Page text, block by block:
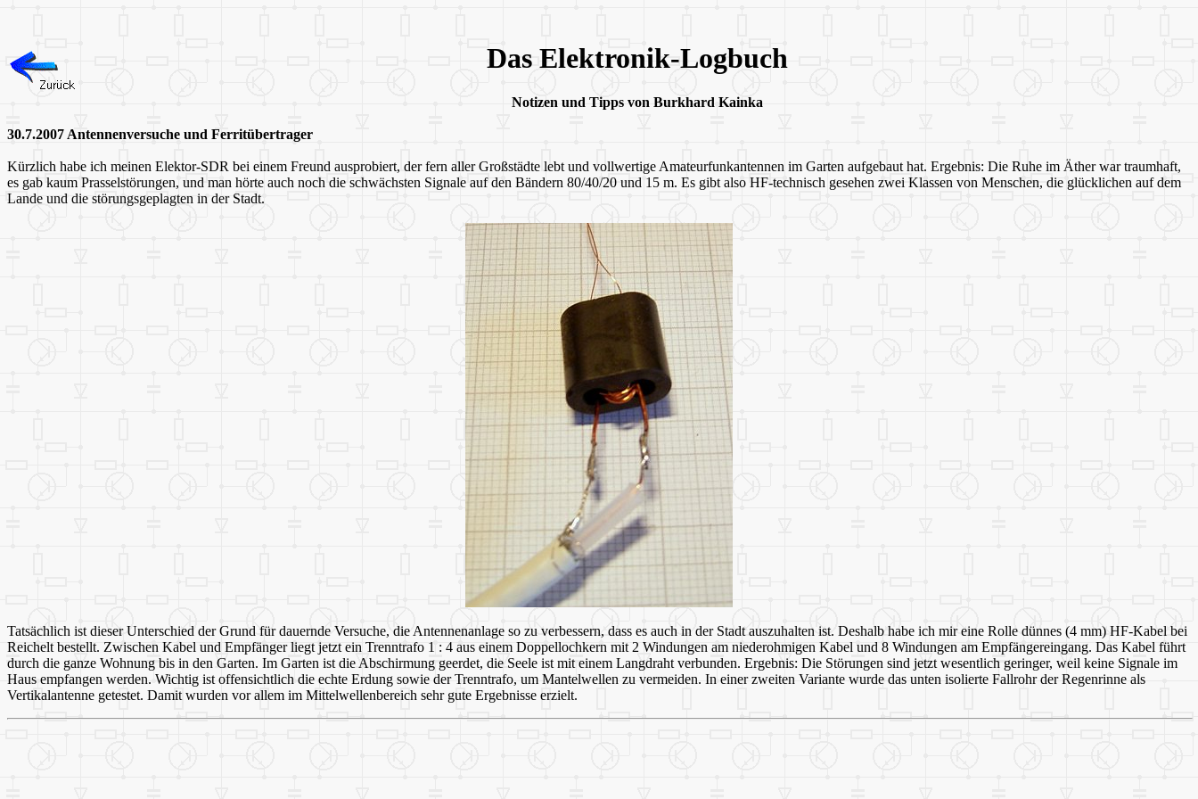
Das Elektronik-Logbuch
Notizen und Tipps von Burkhard Kainka
30.7.2007 Antennenversuche und Ferritübertrager
Kürzlich habe ich meinen Elektor-SDR bei einem Freund ausprobiert, der fern aller Großstädte lebt und vollwertige Amateurfunkantennen im Garten aufgebaut hat. Ergebnis: Die Ruhe im Äther war traumhaft,
es gab kaum Prasselstörungen, und man hörte auch noch die schwächsten Signale auf den Bändern 80/40/20 und 15 m. Es gibt also HF-technisch gesehen zwei Klassen von Menschen, die glücklichen auf dem
Lande und die störungsgeplagten in der Stadt.
Tatsächlich ist dieser Unterschied der Grund für dauernde Versuche, die Antennenanlage so zu verbessern, dass es auch in der Stadt auszuhalten ist. Deshalb habe ich mir eine Rolle dünnes (4 mm) HF-Kabel bei
Reichelt bestellt. Zwischen Kabel und Empfänger liegt jetzt ein Trenntrafo 1 : 4 aus einem Doppellochkern mit 2 Windungen am niederohmigen Kabel und 8 Windungen am Empfängereingang. Das Kabel führt
durch die ganze Wohnung bis in den Garten. Im Garten ist die Abschirmung geerdet, die Seele ist mit einem Langdraht verbunden. Ergebnis: Die Störungen sind jetzt wesentlich geringer, weil keine Signale im
Haus empfangen werden. Wichtig ist offensichtlich die echte Erdung sowie der Trenntrafo, um Mantelwellen zu vermeiden. In einer zweiten Variante wurde das unten isolierte Fallrohr der Regenrinne als
Vertikalantenne getestet. Damit wurden vor allem im Mittelwellenbereich sehr gute Ergebnisse erzielt.